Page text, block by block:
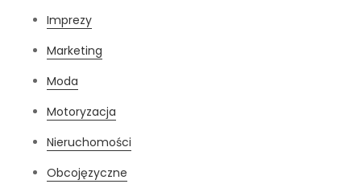
Imprezy
Marketing
Moda
Motoryzacja
Nieruchomości
Obcojęzyczne